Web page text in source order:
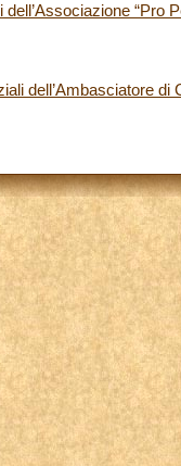
“Pro
dell’Ambasciatore